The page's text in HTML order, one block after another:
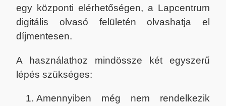
egy központi elérhetőségen, a Lapcentrum
digitális olvasó felületén olvashatja el
díjmentesen.
A használathoz mindössze két egyszerű
lépés szükséges:
Amennyiben még nem rendelkezik